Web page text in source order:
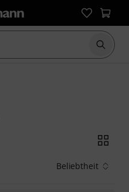
Suche
Beliebtheit